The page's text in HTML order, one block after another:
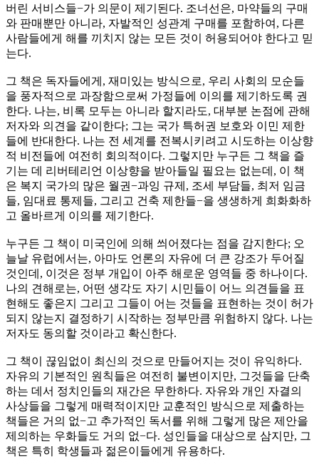
버린 서비스들−가 의문이 제기된다. 조너선은, 마약들의 구매
와 판매뿐만 아니라, 자발적인 성관계 구매를 포함하여, 다른
사람들에게 해를 끼치지 않는 모든 것이 허용되어야 한다고 믿
는다.
그 책은 독자들에게, 재미있는 방식으로, 우리 사회의 모순들
을 풍자적으로 과장함으로써 가정들에 이의를 제기하도록 권
한다. 나는, 비록 모두는 아니라 할지라도, 대부분 논점에 관해
저자와 의견을 같이한다; 그는 국가 특허권 보호와 이민 제한
들에 반대한다. 나는 전 세계를 전복시키려고 시도하는 이상향
적 비전들에 여전히 회의적이다. 그렇지만 누구든 그 책을 즐
기는 데 리버테리언 이상향을 받아들일 필요는 없는데, 이 책
은 복지 국가의 많은 월권−과잉 규제, 조세 부담들, 최저 임금
들, 임대료 통제들, 그리고 건축 제한들−을 생생하게 희화화하
고 올바르게 이의를 제기한다.
누구든 그 책이 미국인에 의해 씌어졌다는 점을 감지한다; 오
늘날 유럽에서는, 아마도 언론의 자유에 더 큰 강조가 두어질
것인데, 이것은 정부 개입이 아주 해로운 영역들 중 하나이다.
나의 견해로는, 어떤 생각도 자기 시민들이 어느 의견들을 표
현해도 좋은지 그리고 그들이 어는 것들을 표현하는 것이 허가
되지 않는지 결정하기 시작하는 정부만큼 위험하지 않다. 나는
저자도 동의할 것이라고 확신한다.
그 책이 끊임없이 최신의 것으로 만들어지는 것이 유익하다.
자유의 기본적인 원칙들은 여전히 불변이지만, 그것들을 단축
하는 데서 정치인들의 재간은 무한하다. 자유와 개인 자결의
사상들을 그렇게 매력적이지만 교훈적인 방식으로 제출하는
책들은 거의 없−고 추가적인 독서를 위해 그렇게 많은 제안을
제의하는 우화들도 거의 없−다. 성인들을 대상으로 삼지만, 그
책은 특히 학생들과 젊은이들에게 유용하다.